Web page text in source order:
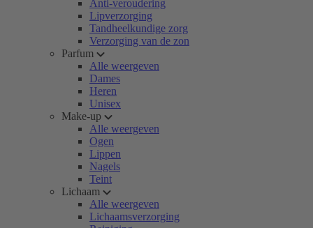
Anti-veroudering
Lipverzorging
Tandheelkundige zorg
Verzorging van de zon
Parfum
Alle weergeven
Dames
Heren
Unisex
Make-up
Alle weergeven
Ogen
Lippen
Nagels
Teint
Lichaam
Alle weergeven
Lichaamsverzorging